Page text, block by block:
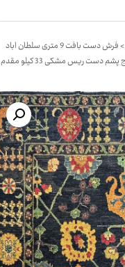
>
فرش دست بافت 9 متری سلطان اباد
250*300 مستطیل افشان امریکایی 30 رج پشم دست ریس مشکی 33 کیلو مقدم